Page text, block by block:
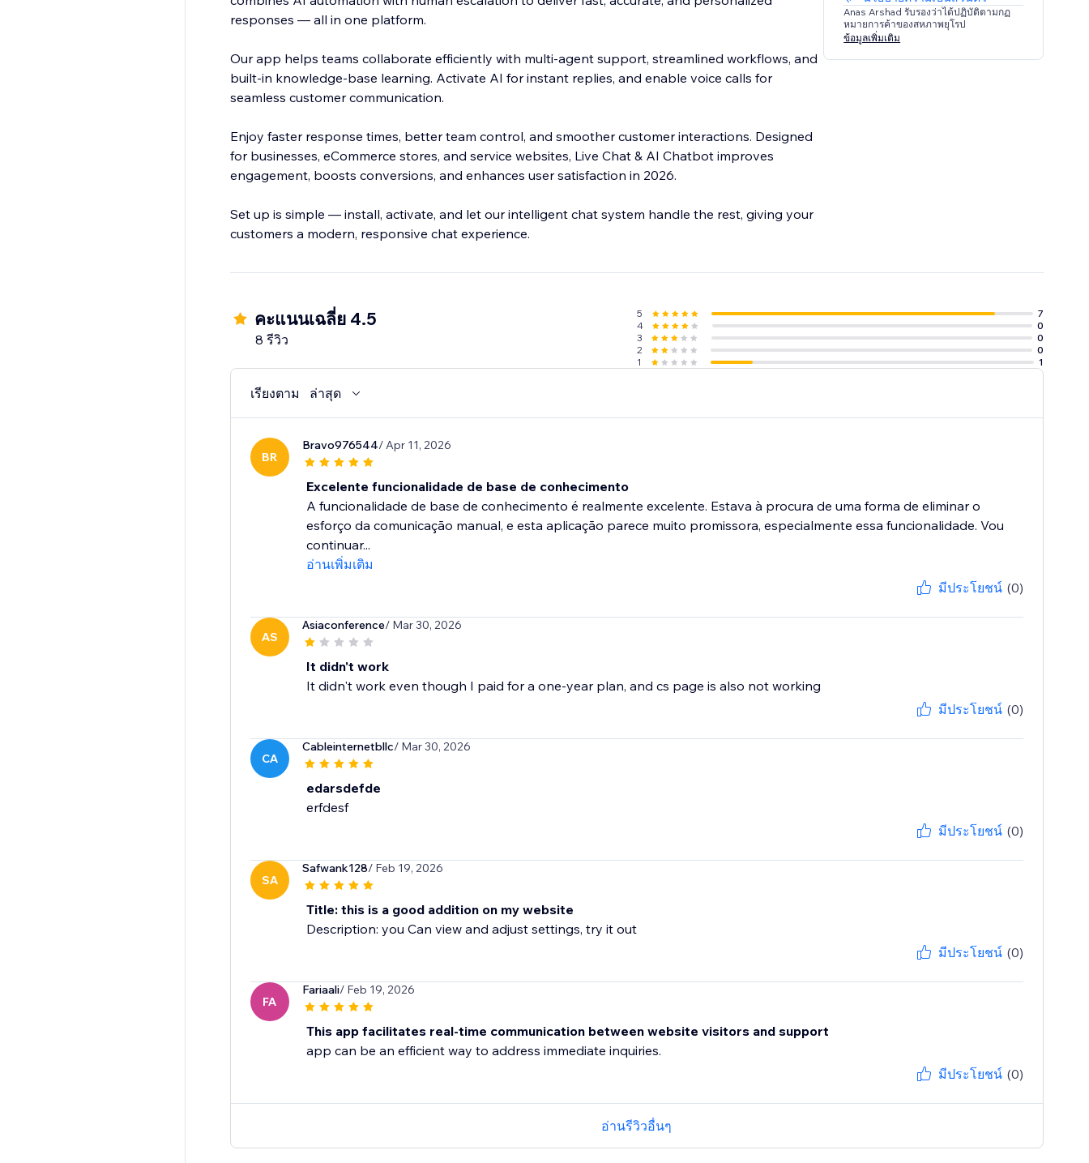
responses — all in one platform.
Our app helps teams collaborate efficiently with multi-agent support, streamlined workflows, and
built-in knowledge-base learning. Activate AI for instant replies, and enable voice calls for
seamless customer communication.
Enjoy faster response times, better team control, and smoother customer interactions. Designed
for businesses, eCommerce stores, and service websites, Live Chat & AI Chatbot improves
engagement, boosts conversions, and enhances user satisfaction in 2026.
Set up is simple — install, activate, and let our intelligent chat system handle the rest, giving your
customers a modern, responsive chat experience.
Anas Arshad รับรองว่าได้ปฏิบัติตามกฏ
หมายการค้าของสหภาพยุโรป
ข้อมูลเพิ่มเติม
คะแนนเฉลี่ย 4.5
8 รีวิว
5
7
4
0
3
0
2
0
1
1
เรียงตาม ล่าสุด
BR
Bravo976544/ Apr 11, 2026
Excelente funcionalidade de base de conhecimento
A funcionalidade de base de conhecimento é realmente excelente. Estava à procura de uma forma de eliminar o
esforço da comunicação manual, e esta aplicação parece muito promissora, especialmente essa funcionalidade. Vou
continuar...
อ่านเพิ่มเติม
มีประโยชน์ (0)
AS
Asiaconference/ Mar 30, 2026
It didn't work
It didn't work even though I paid for a one-year plan, and cs page is also not working
มีประโยชน์ (0)
CA
Cableinternetbllc/ Mar 30, 2026
edarsdefde
erfdesf
มีประโยชน์ (0)
SA
Safwank128/ Feb 19, 2026
Title: this is a good addition on my website
Description: you Can view and adjust settings, try it out
มีประโยชน์ (0)
FA
Fariaali/ Feb 19, 2026
This app facilitates real-time communication between website visitors and support
app can be an efficient way to address immediate inquiries.
มีประโยชน์ (0)
อ่านรีวิวอื่นๆ